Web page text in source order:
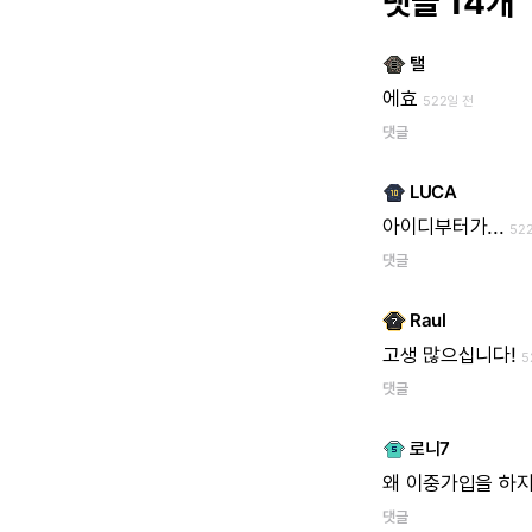
탤
에효 522일 전
댓글
LUCA
아이디부터가...
댓글
Raul
고생 많으십니다!
댓글
로니7
왜 이중가입을 하지
댓글